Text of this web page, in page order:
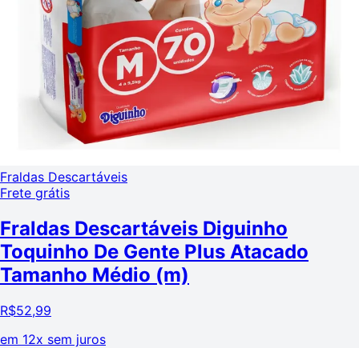
Fraldas Descartáveis
Frete grátis
Fraldas Descartáveis Diguinho
Toquinho De Gente Plus Atacado
Tamanho Médio (m)
R$52,99
em 12x sem juros